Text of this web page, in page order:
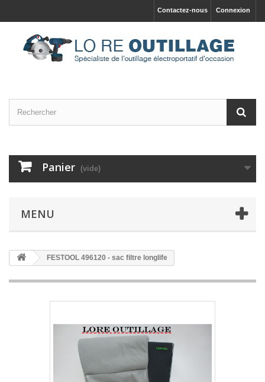
Connexion
Contactez-nous
Panier (vide)
MENU
FESTOOL 496120 - sac filtre longlife